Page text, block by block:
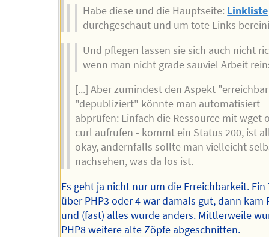
Habe diese und die Hauptseite: Linkliste
durchgeschaut und um tote Links
Und pflegen lassen sie sich auch nicht
wenn man nicht grade sauviel Arbeit
[...] Aber zumindest den Aspekt
"depubliziert" könnte man automatisiert
abprüfen: Einfach die Ressource mit wget
curl aufrufen - kommt ein Status 200, ist
okay, andernfalls sollte man vielleicht
nachsehen, was da los ist.
Es geht ja nicht nur um die Erreichbarkeit.
über PHP3 oder 4 war damals gut, dann kam
und (fast) alles wurde anders. Mittlerweile
PHP8 weitere alte Zöpfe abgeschnitten.